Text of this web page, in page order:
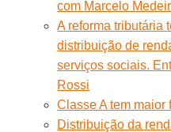
com Marcelo
A reforma tributária
distribuição de
serviços sociais.
Rossi
Classe A tem maior
Distribuição da